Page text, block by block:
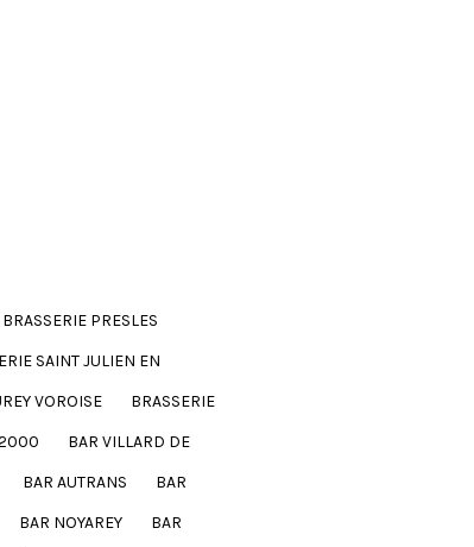
BRASSERIE PRESLES
SAINT JULIEN EN
VOROISE
BRASSERIE
2000
BAR VILLARD DE
BAR AUTRANS
BAR
BAR NOYAREY
BAR